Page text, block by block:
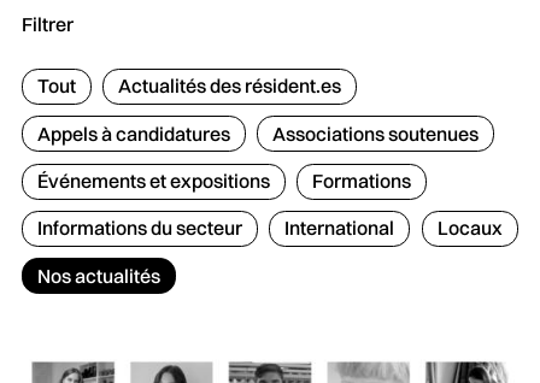
Filtrer
Tout
Actualités des résident.es
Appels à candidatures
Associations soutenues
Événements et expositions
Formations
Informations du secteur
International
Locaux
Nos actualités